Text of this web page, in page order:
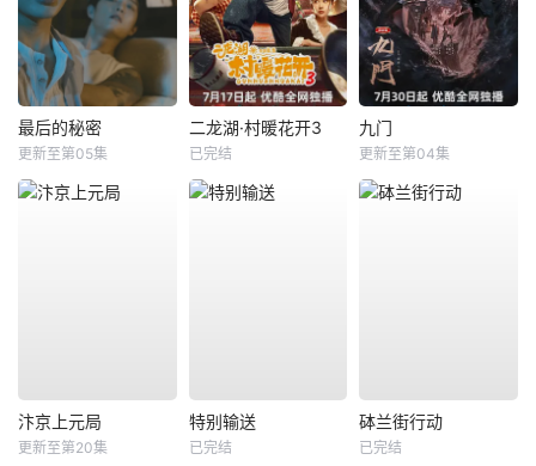
最后的秘密
更新至第05集
二龙湖·村暖花开3
已完结
九门
更新至第04集
汴京上元局
更新至第20集
特别输送
已完结
砵兰街行动
已完结